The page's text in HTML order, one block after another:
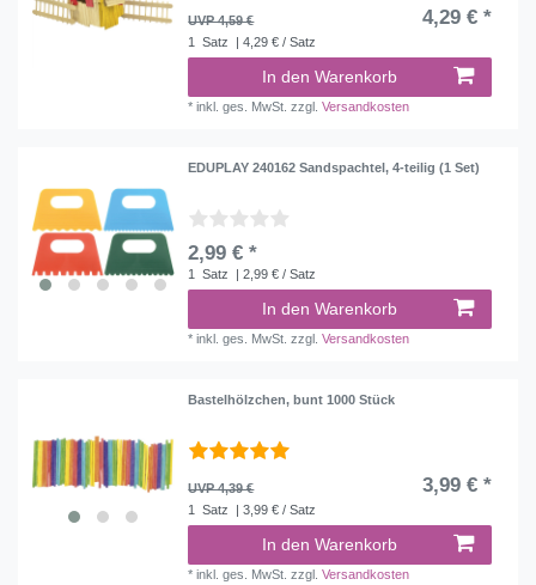
UVP 4,59 € 4,29 € *
1 Satz | 4,29 € / Satz
In den Warenkorb
*inkl. ges. MwSt. zzgl.Versandkosten
EDUPLAY 240162 Sandspachtel, 4-teilig (1 Set)
2,99 € *
1 Satz | 2,99 € / Satz
In den Warenkorb
*inkl. ges. MwSt. zzgl.Versandkosten
Bastelhölzchen, bunt 1000 Stück
UVP 4,39 € 3,99 € *
1 Satz | 3,99 € / Satz
In den Warenkorb
*inkl. ges. MwSt. zzgl.Versandkosten